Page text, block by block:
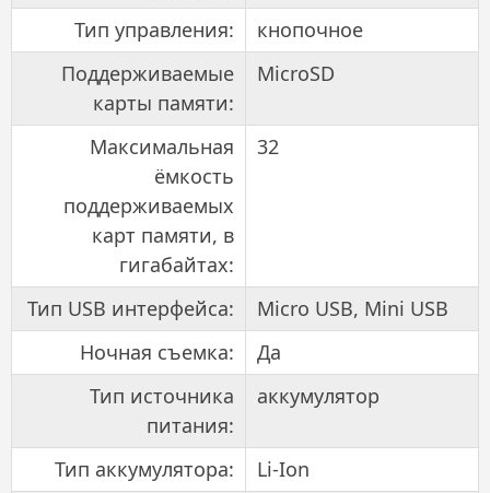
Тип управления:
кнопочное
Поддерживаемые
карты памяти:
MicroSD
Максимальная
ёмкость
поддерживаемых
карт памяти, в
гигабайтах:
32
Тип USB интерфейса:
Micro USB, Mini USB
Ночная съемка:
Да
Тип источника
питания:
аккумулятор
Тип аккумулятора:
Li-Ion